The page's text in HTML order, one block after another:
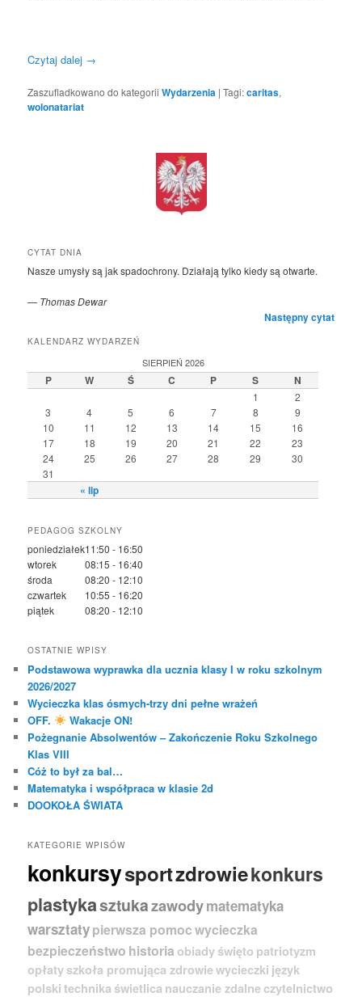
Czytaj dalej →
Zaszufladkowano do kategorii Wydarzenia |Tagi:caritas,
wolonatariat
CYTAT DNIA
Nasze umysły są jak spadochrony. Działają tylko kiedy są otwarte.
— Thomas Dewar
Następny cytat
KALENDARZ WYDARZEŃ
SIERPIEŃ 2026
P W Ś C P S N
« lip
1
2
3
4 5 6 7 8
9
10
11 12 13 14 15
16
17
18 19 20 21 22
23
24
25 26 27 28 29
30
31
PEDAGOG SZKOLNY
poniedziałek11:50 - 16:50
wtorek
08:15 - 16:40
środa
08:20 - 12:10
czwartek
10:55 - 16:20
piątek
08:20 - 12:10
OSTATNIE WPISY
Podstawowa wyprawka dla ucznia klasy I w roku szkolnym
2026/2027
Wycieczka klas ósmych-trzy dni pełne wrażeń
OFF.
Wakacje ON!
Pożegnanie Absolwentów – Zakończenie Roku Szkolnego
Klas VIII
Cóż to był za bal…
Matematyka i współpraca w klasie 2d
DOOKOŁA ŚWIATA
KATEGORIE WPISÓW
konkursysportzdrowiekonkurs
plastykasztukazawodymatematyka
warsztatypierwsza pomocwycieczka
bezpieczeństwo historia obiadyświęto patriotyzm
opłatyszkoła promująca zdrowiewycieczki język
polskitechnika świetlica nauczanie zdalneczytelnictwo